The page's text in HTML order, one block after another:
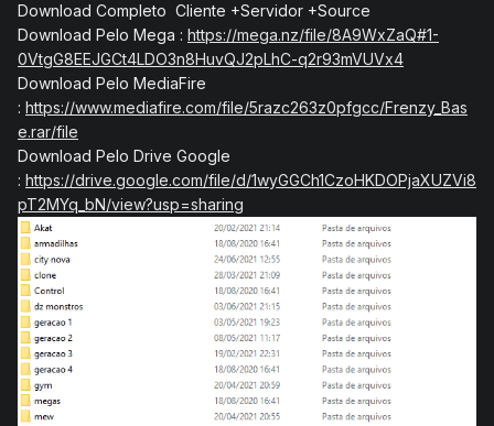
Download Completo Cliente +Servidor +Source
Download Pelo Mega : https://mega.nz/file/8A9WxZaQ#1-
0VtgG8EEJGCt4LDO3n8HuvQJ2pLhC-q2r93mVUVx4
Download Pelo MediaFire
: https://www.mediafire.com/file/5razc263z0pfgcc/Frenzy_Bas
e.rar/file
Download Pelo Drive Google
: https://drive.google.com/file/d/1wyGGCh1CzoHKDOPjaXUZVi8
pT2MYq_bN/view?usp=sharing